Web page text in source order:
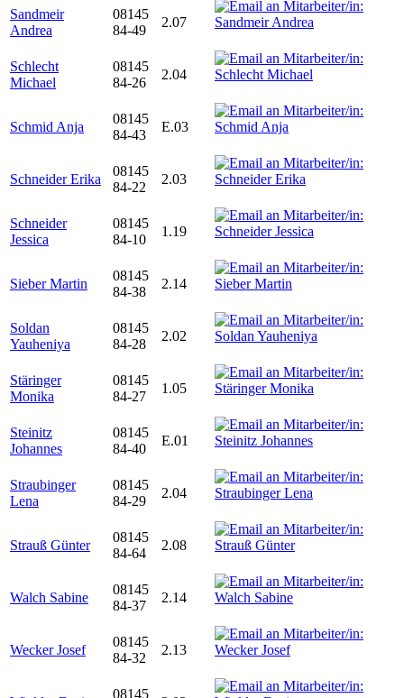
Sandmeir
Andrea
08145
84-49
2.07
Schlecht
Michael
08145
84-26
2.04
Schmid Anja
08145
84-43
E.03
Schneider Erika
08145
84-22
2.03
Schneider
Jessica
08145
84-10
1.19
Sieber Martin
08145
84-38
2.14
Soldan
Yauheniya
08145
84-28
2.02
Stäringer
Monika
08145
84-27
1.05
Steinitz
Johannes
08145
84-40
E.01
Straubinger
Lena
08145
84-29
2.04
Strauß Günter
08145
84-64
2.08
Walch Sabine
08145
84-37
2.14
Wecker Josef
08145
84-32
2.13
08145